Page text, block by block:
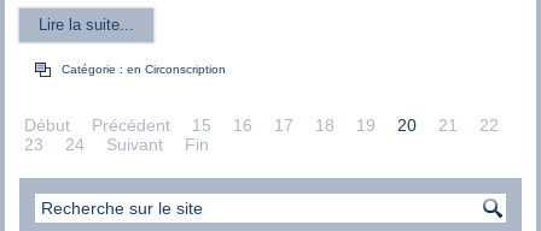
Lire la suite...
Catégorie :en Circonscription
Début Précédent 15 16 17 18 19 20 21
22
23
24 Suivant Fin